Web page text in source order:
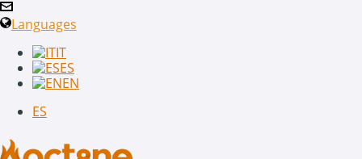
Languages
IT
ES
EN
ES